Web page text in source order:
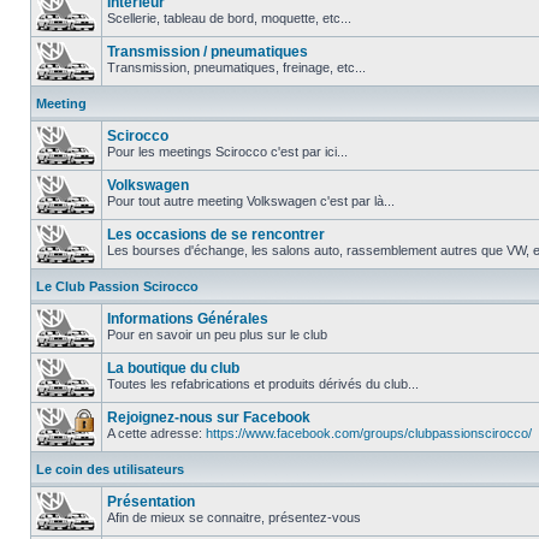
Scellerie, tableau de bord, moquette, etc...
Transmission / pneumatiques
Transmission, pneumatiques, freinage, etc...
Meeting
Scirocco
Pour les meetings Scirocco c'est par ici...
Volkswagen
Pour tout autre meeting Volkswagen c'est par là...
Les occasions de se rencontrer
Les bourses d'échange, les salons auto, rassemblement autres que VW,
Le Club Passion Scirocco
Informations Générales
Pour en savoir un peu plus sur le club
La boutique du club
Toutes les refabrications et produits dérivés du club...
Rejoignez-nous sur Facebook
A cette adresse: https://www.facebook.com/groups/clubpassionscirocco/
Le coin des utilisateurs
Présentation
Afin de mieux se connaitre, présentez-vous